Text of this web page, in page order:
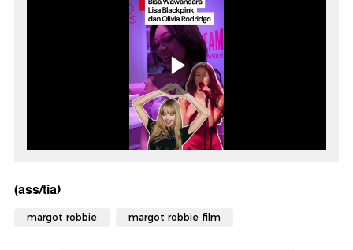
(ass/tia)
margot robbie margot robbie film